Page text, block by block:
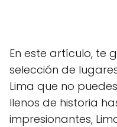
En este artículo, te
selección de
Lima que no
llenos de historia
impresionantes,